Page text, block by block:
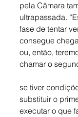
pela Câmara
ultrapassada.
fase de tentar
consegue
ou, então,
chamar o
se tiver
substituir o
executar o que